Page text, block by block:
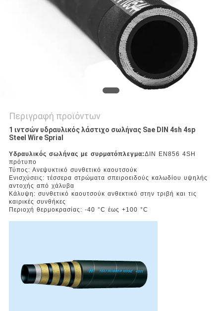
Περιγραφή προϊόντων
1 ιντσών υδραυλικός λάστιχο σωλήνας Sae DIN 4sh 4sp
Steel Wire Sprial
Υδραυλικός σωλήνας με συρματόπλεγμα:ΔΙΝ EN856 4SH
πρότυπο
Τύπος: Ανεψυκτικό συνθετικό καουτσούκ
Ενισχύσεις: τέσσερα στρώματα σπειροειδούς καλωδίου υψηλής
αντοχής από χάλυβα
Κάλυψη: συνθετικό καουτσούκ ανθεκτικό στην τριβή και τις
καιρικές συνθήκες
Περιοχή θερμοκρασίας: -40 °C έως +100 °C